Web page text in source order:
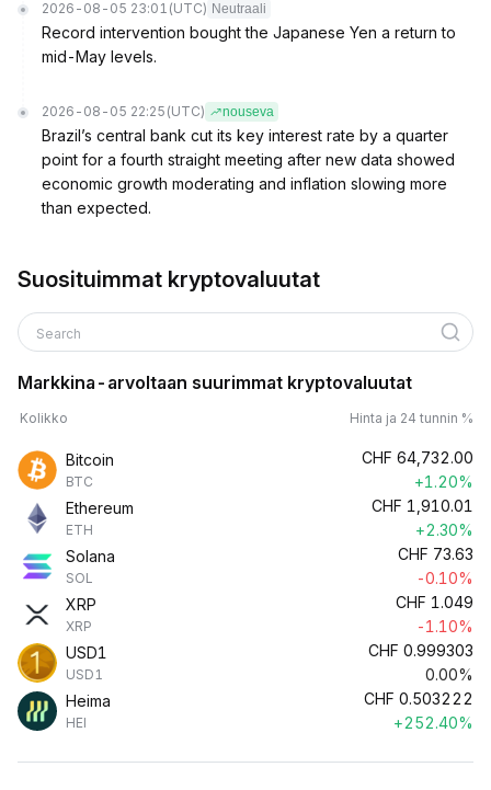
2026-08-05 23:01 (UTC) Neutraali
Record intervention bought the Japanese Yen a return to
mid-May levels.
2026-08-05 22:25 (UTC) nouseva
Brazil’s central bank cut its key interest rate by a quarter
point for a fourth straight meeting after new data showed
economic growth moderating and inflation slowing more
than expected.
Suosituimmat kryptovaluutat
Search
Markkina-arvoltaan suurimmat kryptovaluutat
Kolikko Hinta ja 24 tunnin %
Bitcoin
BTC
CHF 64,732.00
+1.20%
Ethereum
ETH
CHF 1,910.01
+2.30%
Solana
SOL
CHF 73.63
-0.10%
XRP
XRP
CHF 1.049
-1.10%
USD1
USD1
CHF 0.999303
0.00%
Heima
HEI
CHF 0.503222
+252.40%